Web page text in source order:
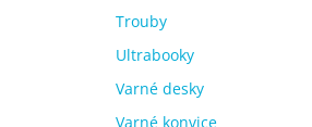
Trouby
Ultrabooky
Varné desky
Varné konvice